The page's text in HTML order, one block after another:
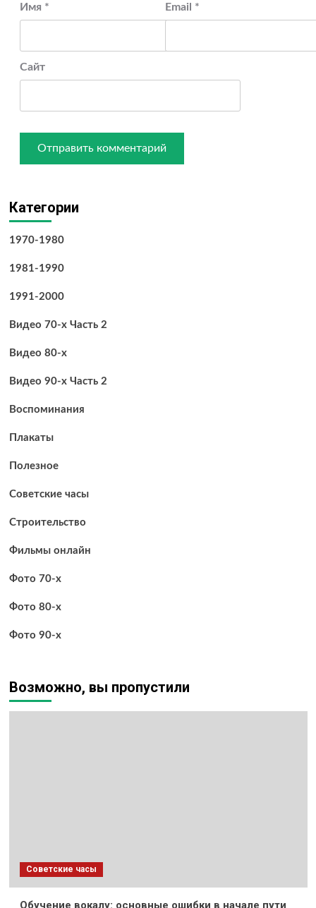
Имя * Email *
Сайт
Категории
1970-1980
1981-1990
1991-2000
Видео 70-х Часть 2
Видео 80-х
Видео 90-х Часть 2
Воспоминания
Плакаты
Полезное
Советские часы
Строительство
Фильмы онлайн
Фото 70-х
Фото 80-х
Фото 90-х
Возможно, вы пропустили
Советские часы
Обучение вокалу: основные ошибки в начале пути